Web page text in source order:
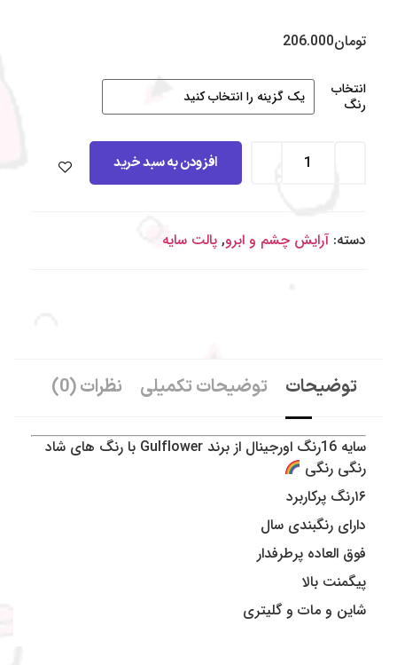
تومان206.000
انتخاب
رنگ
افزودن به سبد خرید
دسته: آرایش چشم و‌ ابرو, پالت سایه
توضیحات توضیحات تکمیلی نظرات (0)
سایه 16رنگ اورجینال از برند Gulflower با رنگ های شاد
رنگی رنگی
۱۶رنگ پرکاربرد
دارای رنگبندی سال
فوق العاده پرطرفدار
پیگمنت بالا
شاین و مات و گلیتری